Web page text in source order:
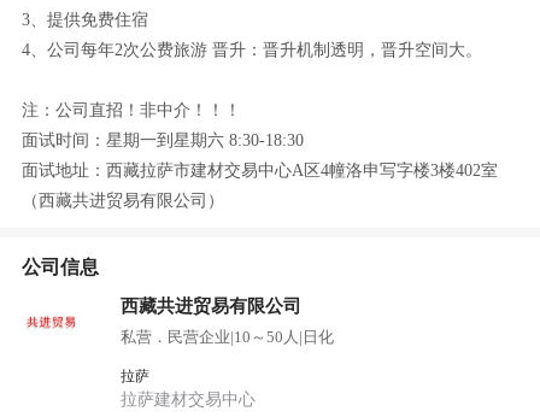
3、提供免费住宿
4、公司每年2次公费旅游 晋升：晋升机制透明，晋升空间大。
注：公司直招！非中介！！！
面试时间：星期一到星期六 8:30-18:30
面试地址：西藏拉萨市建材交易中心A区4幢洛申写字楼3楼402室
（西藏共进贸易有限公司）
公司信息
西藏共进贸易有限公司
私营．民营企业|10～50人 | 日化
拉萨
拉萨建材交易中心